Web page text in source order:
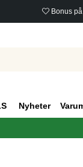
Bonus
Nyheter